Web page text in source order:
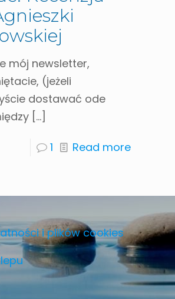
mój newsletter,
(jeżeli
dostawać ode
[…]
1 Read more
i plików cookies